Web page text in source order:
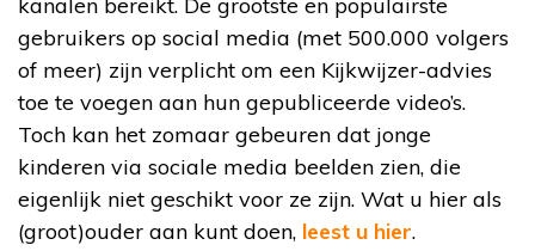
gebruikers op social media (met 500.000 volgers
of meer) zijn verplicht om een Kijkwijzer-advies
toe te voegen aan hun gepubliceerde video’s.
Toch kan het zomaar gebeuren dat jonge
kinderen via sociale media beelden zien, die
eigenlijk niet geschikt voor ze zijn. Wat u hier als
(groot)ouder aan kunt doen, leest u hier.